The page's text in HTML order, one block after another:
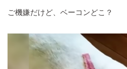
ご機嫌だけど、ベーコンどこ？